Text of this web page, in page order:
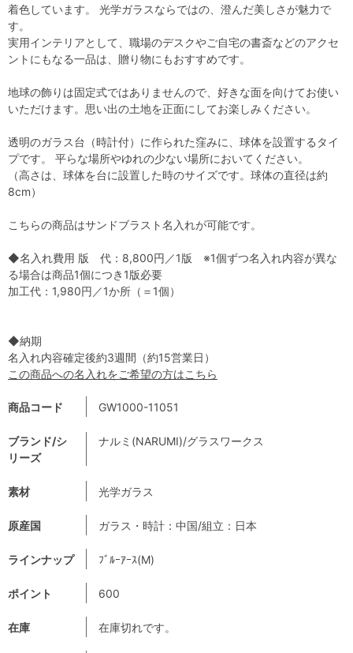
商品コード GW1000-11051
ブランド/シ
リーズ
ナルミ(NARUMI)/グラスワークス
素材 光学ガラス
原産国 ガラス・時計：中国/組立：日本
ラインナップ ﾌﾞﾙｰｱｰｽ(M)
ポイント 600
在庫 在庫切れです。
着色しています。 光学ガラスならではの、澄んだ美しさが魅力で
す。
実用インテリアとして、職場のデスクやご自宅の書斎などのアクセ
ントにもなる一品は、贈り物にもおすすめです。
地球の飾りは固定式ではありませんので、好きな面を向けてお使い
いただけます。思い出の土地を正面にしてお楽しみください。
透明のガラス台（時計付）に作られた窪みに、球体を設置するタイ
プです。 平らな場所やゆれの少ない場所においてください。
（高さは、球体を台に設置した時のサイズです。球体の直径は約
8cm）
こちらの商品はサンドブラスト名入れが可能です。
◆名入れ費用 版 代：8,800円／1版 ※1個ずつ名入れ内容が異な
る場合は商品1個につき1版必要
加工代：1,980円／1か所（＝1個）
◆納期
名入れ内容確定後約3週間（約15営業日）
この商品への名入れをご希望の方はこちら